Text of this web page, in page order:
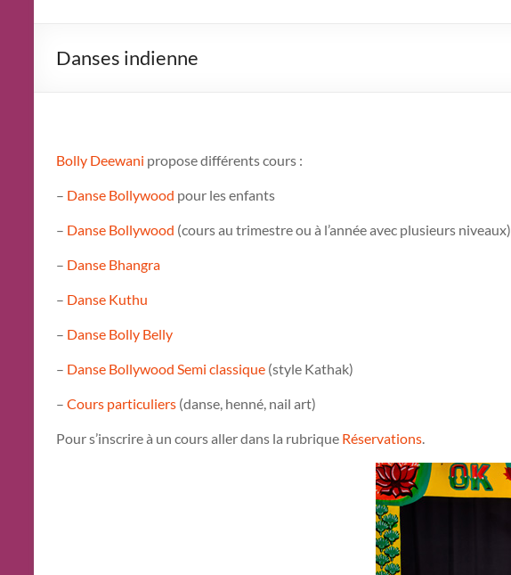
Danses indienne
Bolly Deewani propose différents cours :
– Danse Bollywood pour les enfants
– Danse Bollywood (cours au trimestre ou à l’année avec plusieurs niveaux)
– Danse Bhangra
– Danse Kuthu
– Danse Bolly Belly
– Danse Bollywood Semi classique (style Kathak)
– Cours particuliers (danse, henné, nail art)
Pour s’inscrire à un cours aller dans la rubrique Réservations.